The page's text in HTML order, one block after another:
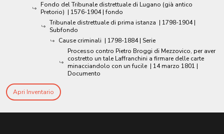
Fondo del Tribunale distrettuale di Lugano (già antico
Pretorio) | 1576-1904 | fondo
Tribunale distrettuale di prima istanza | 1798-1904 |
Subfondo
Cause criminali | 1798-1884 | Serie
Processo contro Pietro Broggi di Mezzovico, per aver
costretto un tale Laffranchini a firmare delle carte
minacciandolo con un fucile | 14 marzo 1801 |
Documento
Apri Inventario